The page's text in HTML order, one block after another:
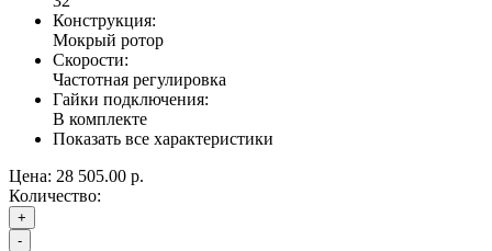
Конструкция:
Мокрый ротор
Скорости:
Частотная регулировка
Гайки подключения:
В комплекте
Показать все характеристики
Цена: 28 505.00 р.
Количество:
+
-